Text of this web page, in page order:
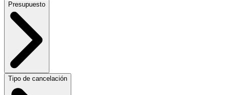
Presupuesto
Tipo de cancelación